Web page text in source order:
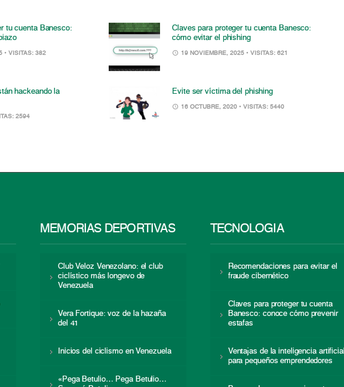
tu cuenta Banesco:
• VISITAS: 382
Claves para proteger tu cuenta Banesco:
cómo evitar el phishing
19 NOVIEMBRE, 2025 • VISITAS: 621
hackeando la
2594
Evite ser víctima del phishing
16 OCTUBRE, 2020 • VISITAS: 5440
MEMORIAS DEPORTIVAS
Club Veloz Venezolano: el club
ciclístico más longevo de
Venezuela
Vera Fortique: voz de la hazaña
del 41
Inicios del ciclismo en Venezuela
«Pega Betulio… Pega Betulio…
TECNOLOGÍA
Recomendaciones para evitar el
fraude cibernético
Claves para proteger tu cuenta
Banesco: conoce cómo prevenir
estafas
Ventajas de la inteligencia artificial
para pequeños emprendedores